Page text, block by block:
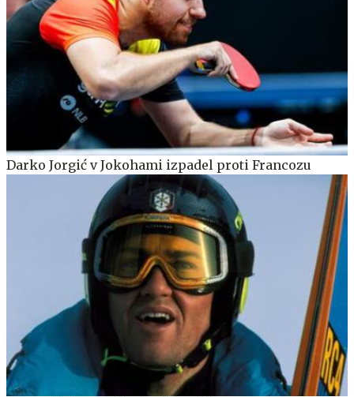
Darko Jorgić v Jokohami izpadel proti Francozu